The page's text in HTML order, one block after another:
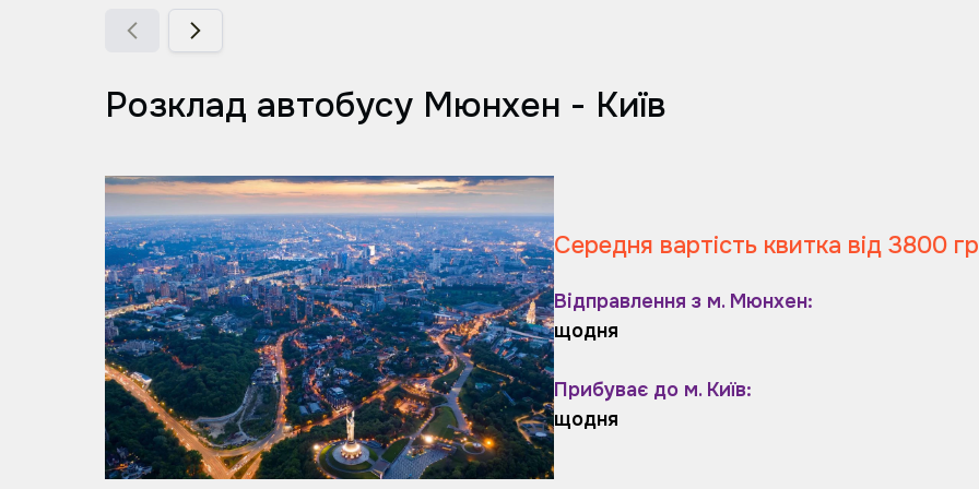
Розклад автобусу Мюнхен - Київ
Середня вартість квитка від 3800
Відправлення з м. Мюнхен:
щодня
Прибуває до м. Київ:
щодня